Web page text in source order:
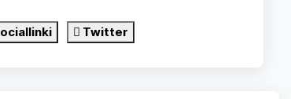
Twitter